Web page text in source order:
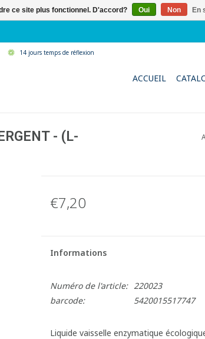
14 jours temps de réflexion
ACCUEIL
- (L-
€7,20
Informations
Numéro de l'article: 220023
barcode:
5420015517747
Liquide vaisselle enzymatique
ce site plus fonctionnel. D'accord? Oui Non En